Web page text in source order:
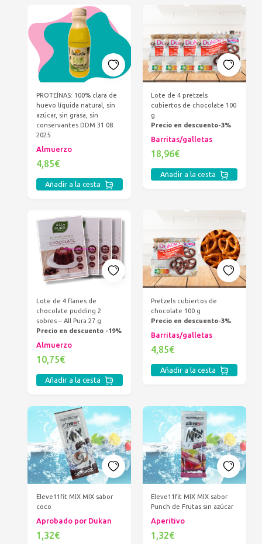
PROTEÍNAS: 100% clara de
huevo líquida natural, sin
azúcar, sin grasa, sin
conservantes DDM 31 08
2025
Almuerzo
4,85€
Añadir a la cesta
Lote de 4 pretzels
cubiertos de chocolate 100
g
Precio en descuento-3%
Barritas/galletas
18,96€
Añadir a la cesta
Lote de 4 flanes de
chocolate pudding 2
sobres – All Pura 27 g
Precio en descuento -19%
Almuerzo
10,75€
Añadir a la cesta
Pretzels cubiertos de
chocolate 100 g
Precio en descuento-3%
Barritas/galletas
4,85€
Añadir a la cesta
Eleve11fit MIX MIX sabor
coco
Aprobado por Dukan
1,32€
Eleve11fit MIX MIX sabor
Punch de Frutas sin azúcar
Aperitivo
1,32€